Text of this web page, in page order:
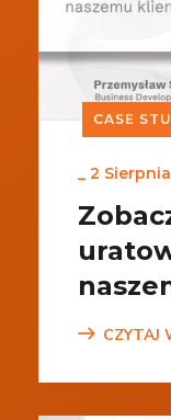
CASE
_ 2
CZYTAJ